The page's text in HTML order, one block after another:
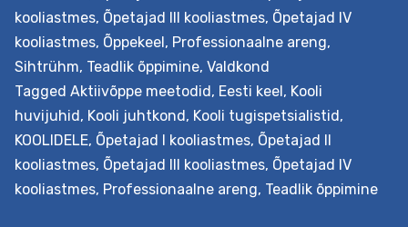
kooliastmes, Õpetajad III kooliastmes, Õpetajad IV
kooliastmes, Õppekeel, Professionaalne areng,
Sihtrühm, Teadlik õppimine, Valdkond
Tagged Aktiivõppe meetodid, Eesti keel, Kooli
huvijuhid, Kooli juhtkond, Kooli tugispetsialistid,
KOOLIDELE, Õpetajad I kooliastmes, Õpetajad II
kooliastmes, Õpetajad III kooliastmes, Õpetajad IV
kooliastmes, Professionaalne areng, Teadlik õppimine